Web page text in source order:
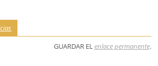
GUARDAR ELenlace permanente.